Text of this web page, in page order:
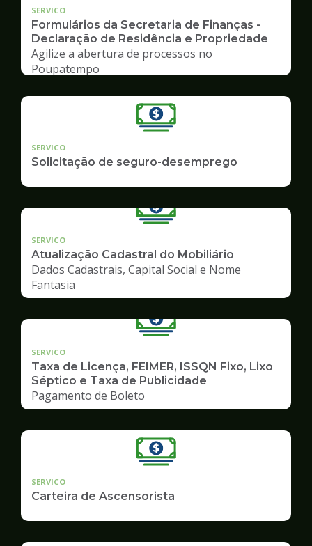
SERVICO
Formulários da Secretaria de Finanças -
Declaração de Residência e Propriedade
Agilize a abertura de processos no
Poupatempo
SERVICO
Solicitação de seguro-desemprego
SERVICO
Atualização Cadastral do Mobiliário
Dados Cadastrais, Capital Social e Nome
Fantasia
SERVICO
Taxa de Licença, FEIMER, ISSQN Fixo, Lixo
Séptico e Taxa de Publicidade
Pagamento de Boleto
SERVICO
Carteira de Ascensorista